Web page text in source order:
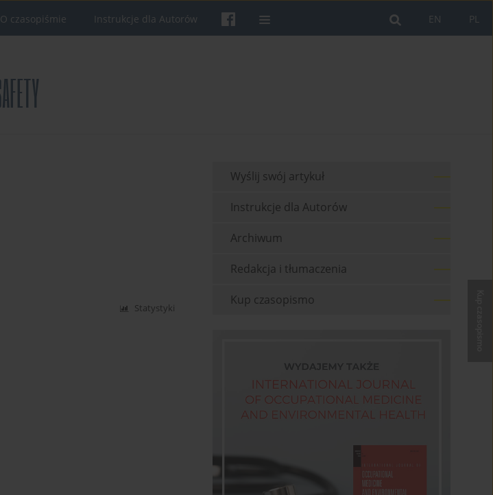
PL
EN
O czasopiśmie Instrukcje dla Autorów
Statystyki
Wyślij swój artykuł
Instrukcje dla Autorów
Archiwum
Redakcja i tłumaczenia
Kup czasopismo